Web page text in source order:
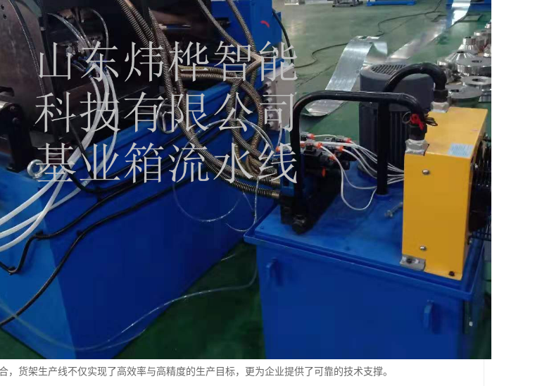
，货架生产线不仅实现了高效率与高精度的生产目标，更为企业提供了可靠的技术支撑。